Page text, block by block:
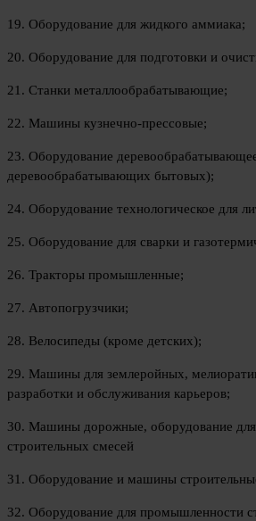
19. Оборудование для жидкого аммиака;
20. Оборудование для подготовки и
21. Станки металлообрабатывающие;
22. Машины кузнечно-прессовые;
23. Оборудование
деревообрабатывающих бытовых);
24. Оборудование технологическое для
25. Оборудование для сварки и
26. Тракторы промышленные;
27. Автопогрузчики;
28. Велосипеды (кроме детских);
29. Машины для землеройных,
разработки и обслуживания карьеров;
30. Машины дорожные, оборудование для
строительных смесей
31. Оборудование и машины
32. Оборудование для промышленности